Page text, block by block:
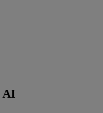
AI